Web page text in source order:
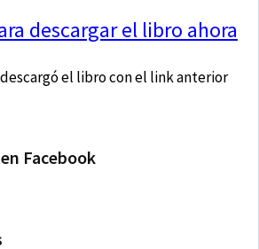
descargar el libro ahora
el libro con el link anterior
Facebook